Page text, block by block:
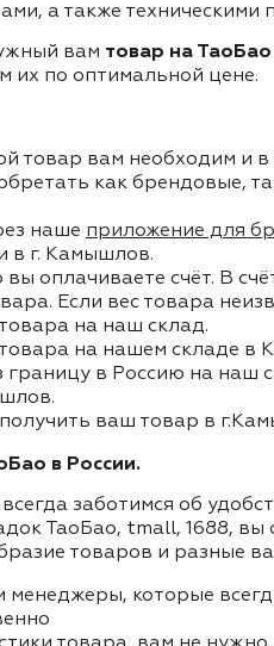
а также
вам товар на ТаоБао
их по оптимальной цене.
товар вам необходим и
как брендовые,
наше приложение для
в г. Камышлов.
оплачиваете счёт. В
Если вес товара
на наш склад.
на нашем складе в
границу в Россию на наш
ваш товар в
в России.
заботимся об
ТаоБао, tmall, 1688, вы
товаров и разные
которые